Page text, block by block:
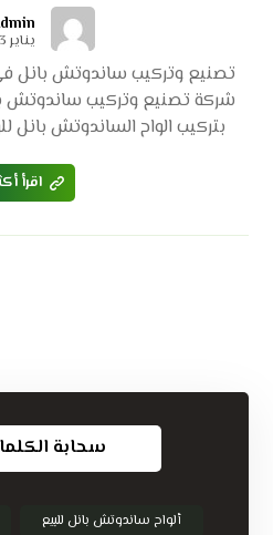
يناير 13, 2025
تصنيع وتركيب ساندوتش بانل
شركة تصنيع وتركيب ساندوتش
بتركيب الواح الساندوتش بانل
اقرأ
سحابة
ألواح ساندوتش بانل للبيع